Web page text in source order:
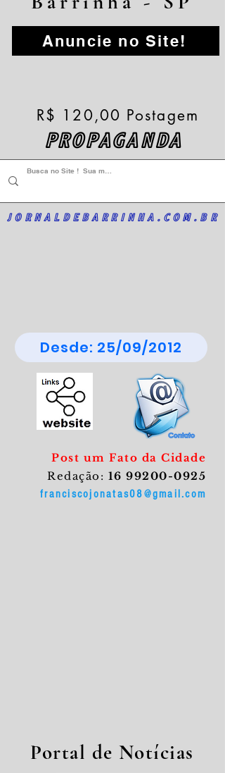
Anuncie no Site!
PROPAGANDA
R$ 120,00 Postagem
JORNALDEBARRINHA.COM.BR
Desde: 25/09/2012
Post um Fato da Cidade
Redação: 16 99200-0925
franciscojonatas08@gmail.com
Portal de Notícias